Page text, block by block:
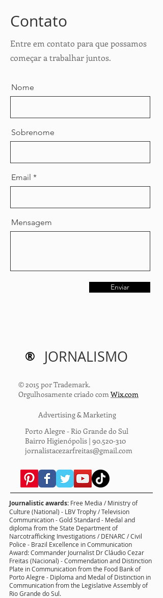
​Contato
Entre em contato para que possamos
começar a trabalhar juntos.
Nome
Sobrenome
Email
Mensagem
Enviar
® JORNALISMO
© 2015 por Trademark.
Orgulhosamente criado comWix.com
Advertising & Marketing
Porto Alegre - Rio Grande do Sul
Bairro Higienópolis | 90.520-310
jornalistacezarfreitas@gmail.com
Journalistic awards: Free Media / Ministry of
Culture (National) - LBV Trophy / Television
Communication - Gold Standard - Medal and
diploma from the State Department of
Narcotrafficking Investigations / DENARC / Civil
Police - Brazil Excellence in Communication
Award: Commander Journalist Dr Cláudio Cezar
Freitas (Nacional) - Commendation and Distinction
Plate in Communication from the Food Bank of
Porto Alegre - Diploma and Medal of Distinction in
Communication from the Legislative Assembly of
Rio Grande do Sul.